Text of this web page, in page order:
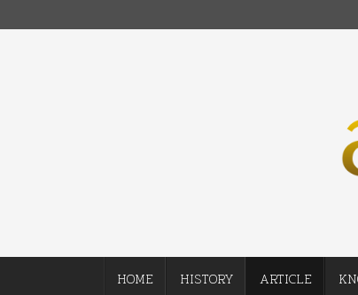
HOME HISTORY ARTICLE